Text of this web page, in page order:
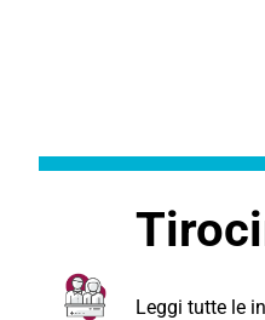
Leggi tutte le